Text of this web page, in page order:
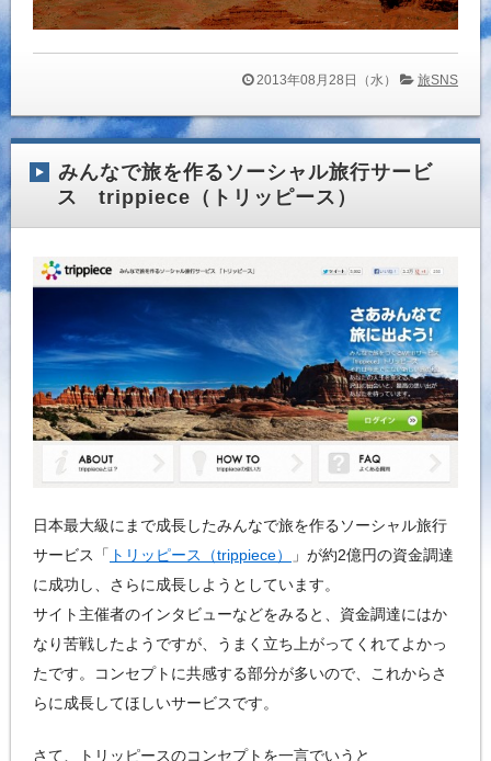
2013年08月28日（水） 旅SNS
みんなで旅を作るソーシャル旅行サービ
ス trippiece（トリッピース）
日本最大級にまで成長したみんなで旅を作るソーシャル旅行
サービス「 トリッピース（trippiece）
」が約2億円の資金調達
に成功し、さらに成長しようとしています。
サイト主催者のインタビューなどをみると、資金調達にはか
なり苦戦したようですが、うまく立ち上がってくれてよかっ
たです。コンセプトに共感する部分が多いので、これからさ
らに成長してほしいサービスです。
さて、トリッピースのコンセプトを一言でいうと